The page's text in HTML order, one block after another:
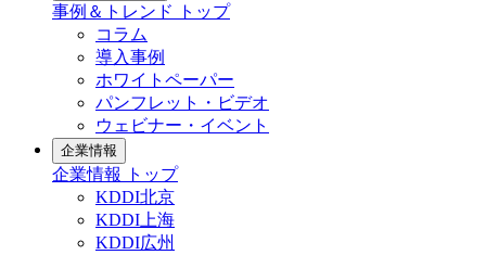
事例＆トレンド トップ
コラム
導入事例
ホワイトペーパー
パンフレット・ビデオ
ウェビナー・イベント
企業情報
企業情報 トップ
KDDI北京
KDDI上海
KDDI広州